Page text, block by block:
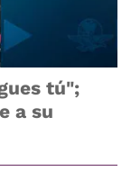
tú";
a su